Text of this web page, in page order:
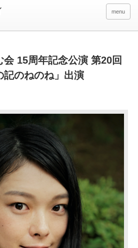
menu
15周年記念公演 第20回
記のねのね」出演